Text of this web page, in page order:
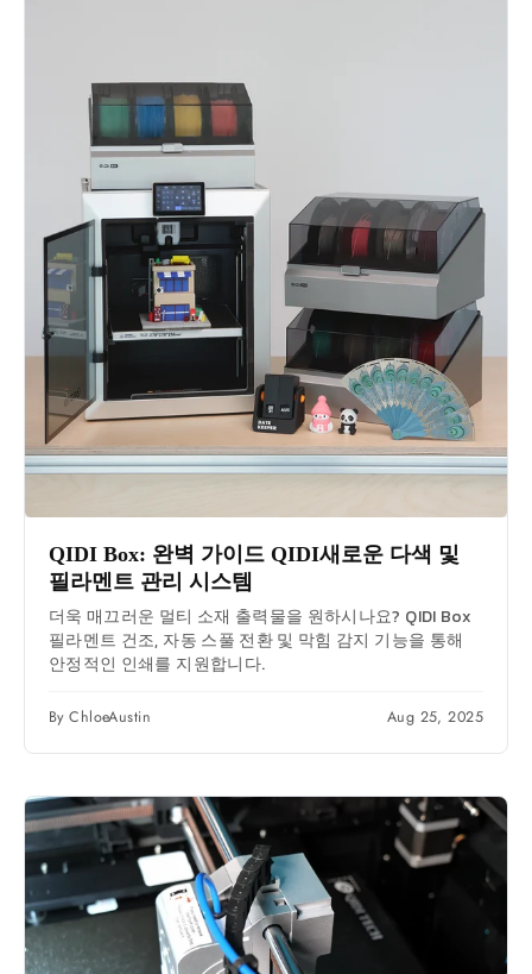
QIDI Box: 완벽 가이드 QIDI새로운 다색 및
필라멘트 관리 시스템
더욱 매끄러운 멀티 소재 출력물을 원하시나요? QIDI Box
필라멘트 건조, 자동 스풀 전환 및 막힘 감지 기능을 통해
안정적인 인쇄를 지원합니다.
By ChloeAustin Aug 25, 2025